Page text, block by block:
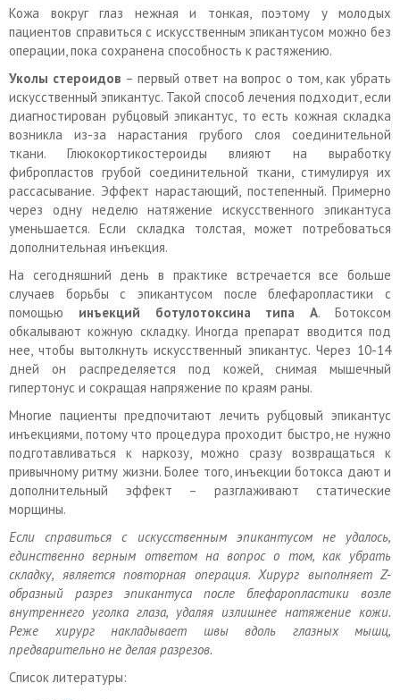
Кожа вокруг глаз нежная и тонкая, поэтому у молодых
пациентов справиться с искусственным эпикантусом можно без
операции, пока сохранена способность к растяжению.
Уколы стероидов – первый ответ на вопрос о том, как убрать
искусственный эпикантус. Такой способ лечения подходит, если
диагностирован рубцовый эпикантус, то есть кожная складка
возникла из-за нарастания грубого слоя соединительной
ткани. Глюкокортикостероиды влияют на выработку
фибропластов грубой соединительной ткани, стимулируя их
рассасывание. Эффект нарастающий, постепенный. Примерно
через одну неделю натяжение искусственного эпикантуса
уменьшается. Если складка толстая, может потребоваться
дополнительная инъекция.
На сегодняшний день в практике встречается все больше
случаев борьбы с эпикантусом после блефаропластики с
помощью инъекций ботулотоксина типа А. Ботоксом
обкалывают кожную складку. Иногда препарат вводится под
нее, чтобы вытолкнуть искусственный эпикантус. Через 10-14
дней он распределяется под кожей, снимая мышечный
гипертонус и сокращая напряжение по краям раны.
Многие пациенты предпочитают лечить рубцовый эпикантус
инъекциями, потому что процедура проходит быстро, не нужно
подготавливаться к наркозу, можно сразу возвращаться к
привычному ритму жизни. Более того, инъекции ботокса дают и
дополнительный эффект – разглаживают статические
морщины.
Если справиться с искусственным эпикантусом не удалось,
единственно верным ответом на вопрос о том, как убрать
складку, является повторная операция. Хирург выполняет Z-
образный разрез эпикантуса после блефаропластики возле
внутреннего уголка глаза, удаляя излишнее натяжение кожи.
Реже хирург накладывает швы вдоль глазных мышц,
предварительно не делая разрезов.
Список литературы: